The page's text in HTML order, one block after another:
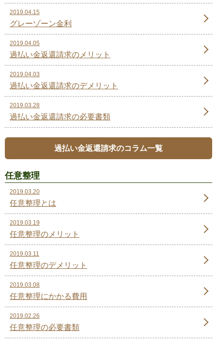
2019.04.15
グレーゾーン金利
2019.04.05
過払い金返還請求のメリット
2019.04.03
過払い金返還請求のデメリット
2019.03.28
過払い金返還請求の必要書類
過払い金返還請求のコラム一覧
任意整理
2019.03.20
任意整理とは
2019.03.19
任意整理のメリット
2019.03.11
任意整理のデメリット
2019.03.08
任意整理にかかる費用
2019.02.26
任意整理の必要書類